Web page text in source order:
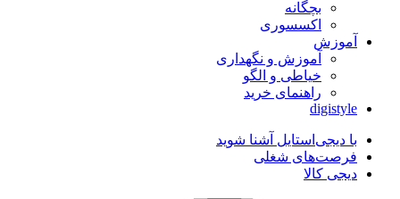
بچگانه
اکسسوری
آموزش
آموزش و نگهداری
خیاطی و الگو
راهنمای خرید
digistyle
با دیجی‌استایل آشنا شوید
فرصت‌های شغلی
دیجی کالا